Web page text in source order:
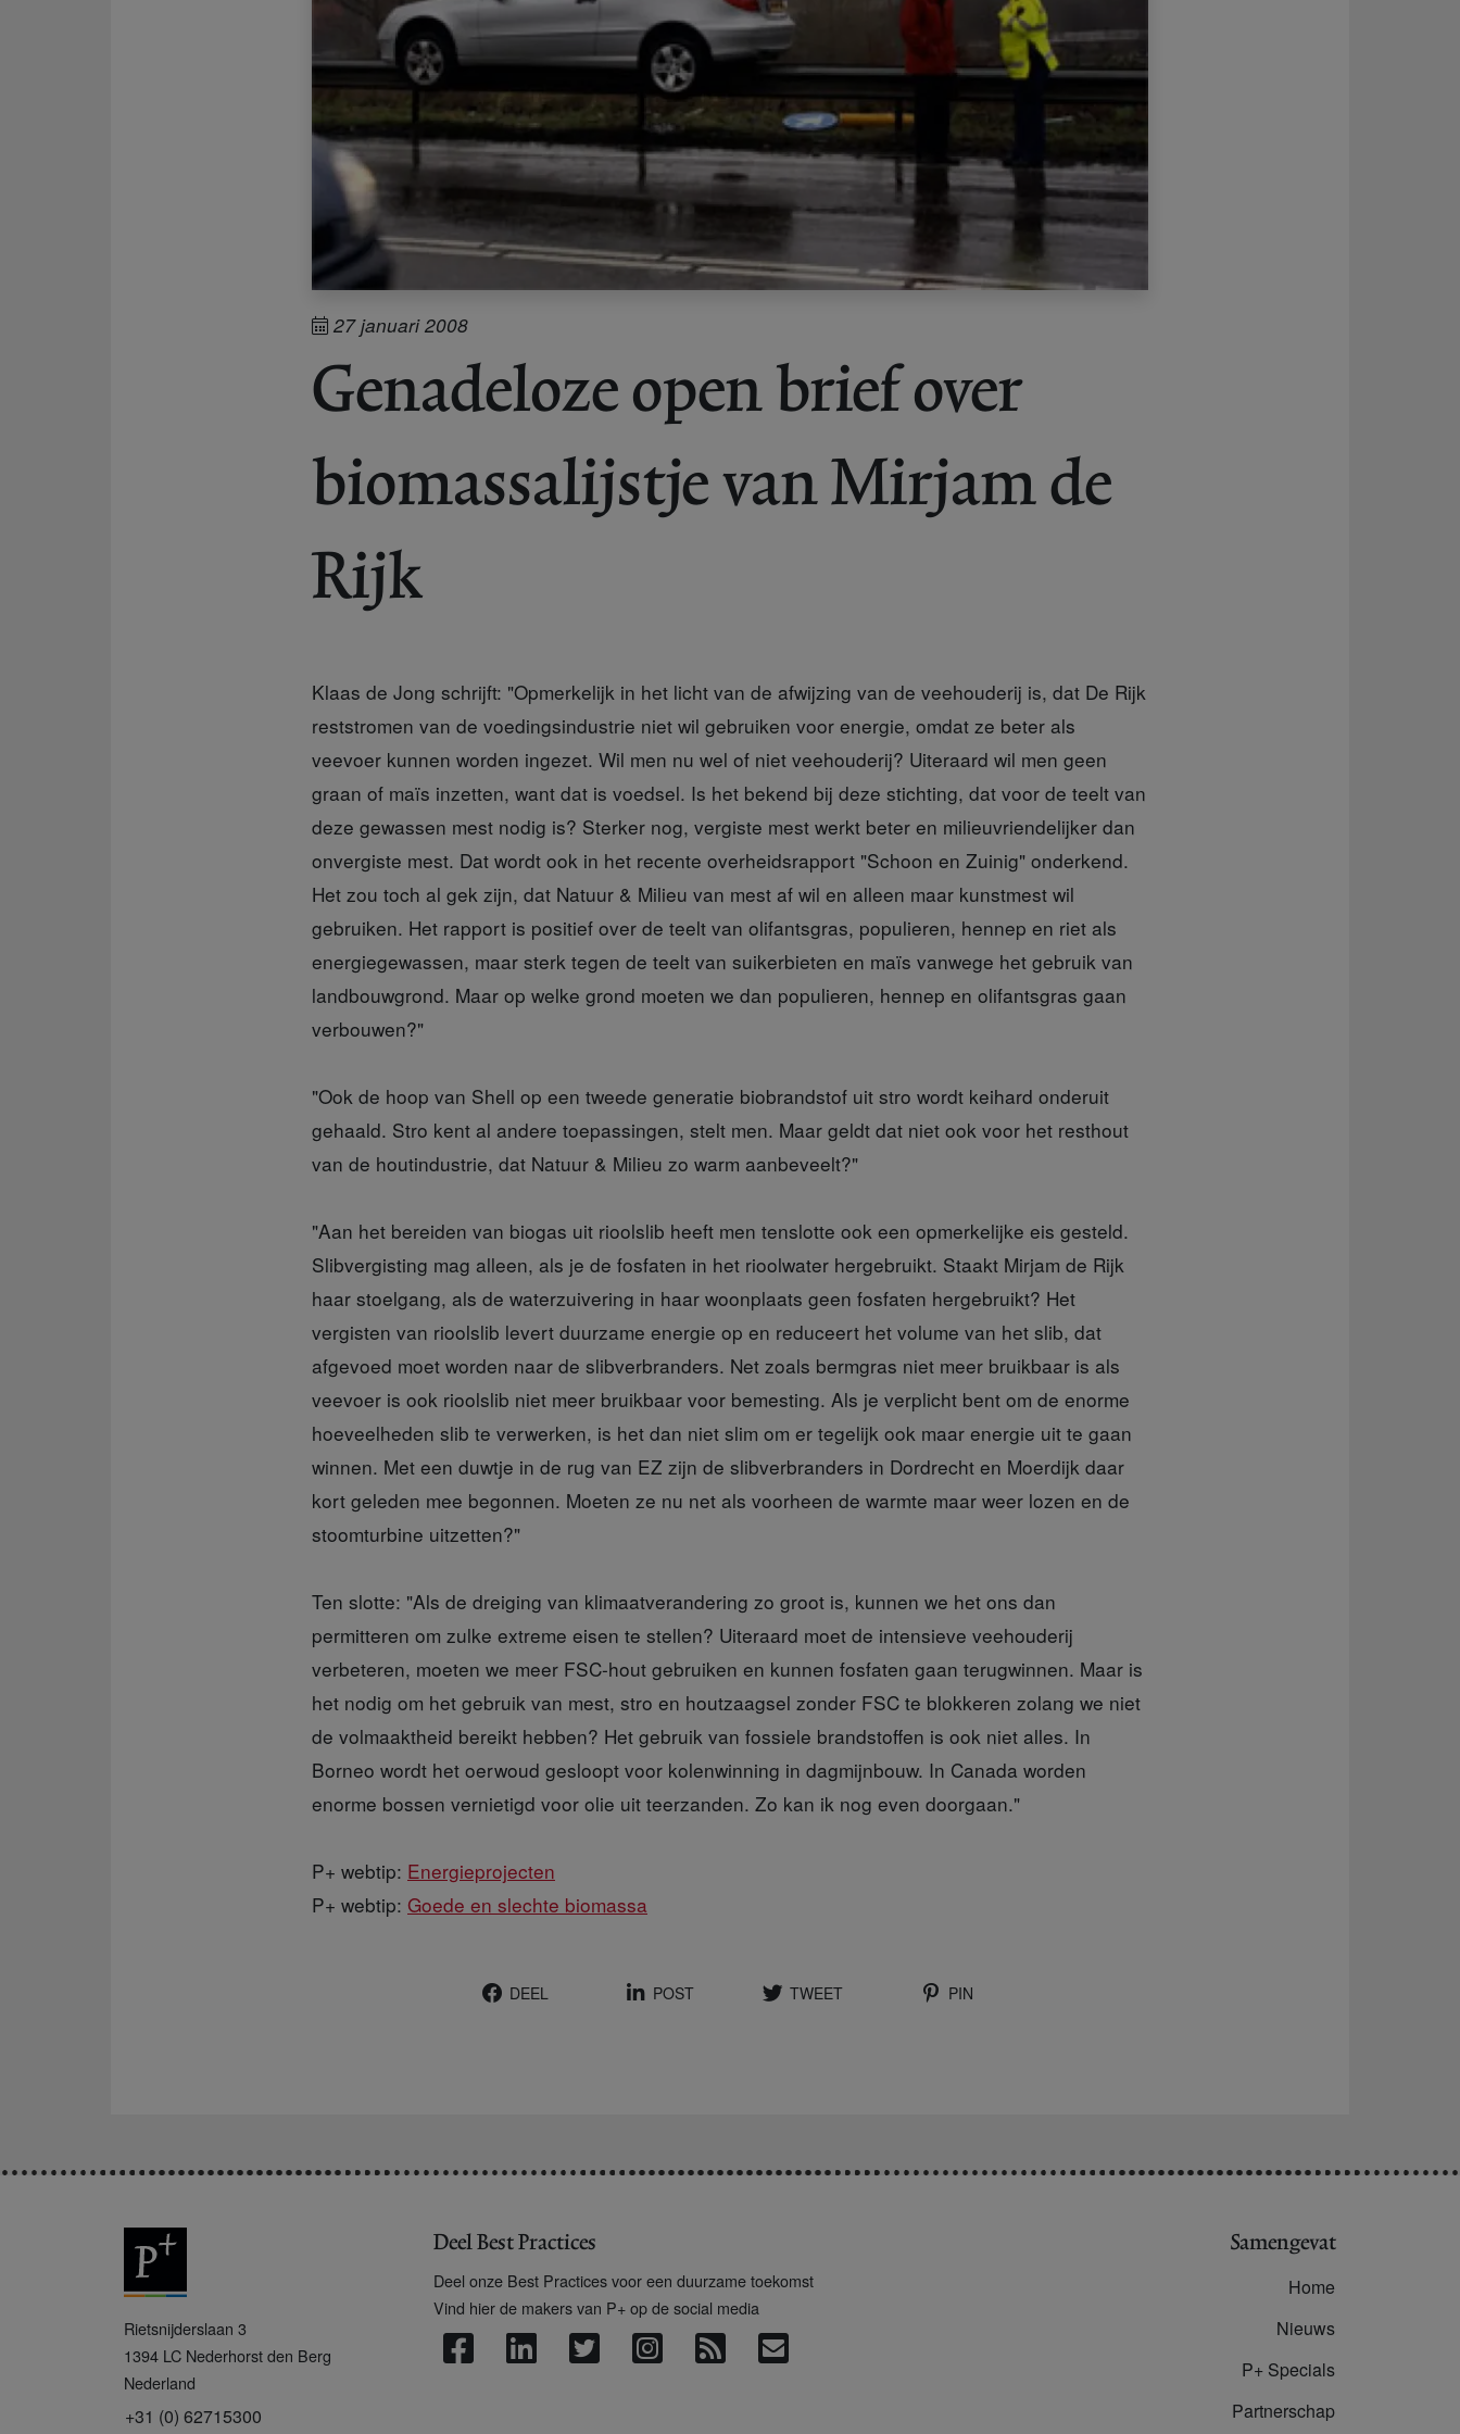
27 januari 2008
Genadeloze open brief over
biomassalijstje van Mirjam de
Rijk
Klaas de Jong schrijft: "Opmerkelijk in het licht van de afwijzing van de veehouderij is, dat De Rijk
reststromen van de voedingsindustrie niet wil gebruiken voor energie, omdat ze beter als
veevoer kunnen worden ingezet. Wil men nu wel of niet veehouderij? Uiteraard wil men geen
graan of maïs inzetten, want dat is voedsel. Is het bekend bij deze stichting, dat voor de teelt van
deze gewassen mest nodig is? Sterker nog, vergiste mest werkt beter en milieuvriendelijker dan
onvergiste mest. Dat wordt ook in het recente overheidsrapport "Schoon en Zuinig" onderkend.
Het zou toch al gek zijn, dat Natuur & Milieu van mest af wil en alleen maar kunstmest wil
gebruiken. Het rapport is positief over de teelt van olifantsgras, populieren, hennep en riet als
energiegewassen, maar sterk tegen de teelt van suikerbieten en maïs vanwege het gebruik van
landbouwgrond. Maar op welke grond moeten we dan populieren, hennep en olifantsgras gaan
verbouwen?"
"Ook de hoop van Shell op een tweede generatie biobrandstof uit stro wordt keihard onderuit
gehaald. Stro kent al andere toepassingen, stelt men. Maar geldt dat niet ook voor het resthout
van de houtindustrie, dat Natuur & Milieu zo warm aanbeveelt?"
"Aan het bereiden van biogas uit rioolslib heeft men tenslotte ook een opmerkelijke eis gesteld.
Slibvergisting mag alleen, als je de fosfaten in het rioolwater hergebruikt. Staakt Mirjam de Rijk
haar stoelgang, als de waterzuivering in haar woonplaats geen fosfaten hergebruikt? Het
vergisten van rioolslib levert duurzame energie op en reduceert het volume van het slib, dat
afgevoed moet worden naar de slibverbranders. Net zoals bermgras niet meer bruikbaar is als
veevoer is ook rioolslib niet meer bruikbaar voor bemesting. Als je verplicht bent om de enorme
hoeveelheden slib te verwerken, is het dan niet slim om er tegelijk ook maar energie uit te gaan
winnen. Met een duwtje in de rug van EZ zijn de slibverbranders in Dordrecht en Moerdijk daar
kort geleden mee begonnen. Moeten ze nu net als voorheen de warmte maar weer lozen en de
stoomturbine uitzetten?"
Ten slotte: "Als de dreiging van klimaatverandering zo groot is, kunnen we het ons dan
permitteren om zulke extreme eisen te stellen? Uiteraard moet de intensieve veehouderij
verbeteren, moeten we meer FSC-hout gebruiken en kunnen fosfaten gaan terugwinnen. Maar is
het nodig om het gebruik van mest, stro en houtzaagsel zonder FSC te blokkeren zolang we niet
de volmaaktheid bereikt hebben? Het gebruik van fossiele brandstoffen is ook niet alles. In
Borneo wordt het oerwoud gesloopt voor kolenwinning in dagmijnbouw. In Canada worden
enorme bossen vernietigd voor olie uit teerzanden. Zo kan ik nog even doorgaan."
P+ webtip: Energieprojecten
P+ webtip: Goede en slechte biomassa
DEEL POST TWEET PIN
+
Rietsnijderslaan 3
1394 LC Nederhorst den Berg
Nederland
+31 (0) 62715300
Deel Best Practices
Deel onze Best Practices voor een duurzame toekomst
Vind hier de makers van P+ op de social media
Samengevat
Home
Nieuws
P+ Specials
Partnerschap